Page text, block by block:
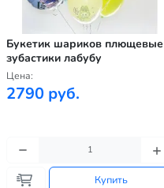
Букетик шариков плющевые
зубастики лабубу
Цена:
2790 руб.
Купить